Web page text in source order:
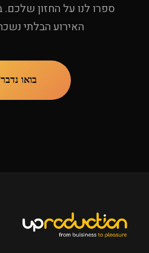
ספרו לנו על החזון שלכם.
האירוע הבלתי
בואו נדבר